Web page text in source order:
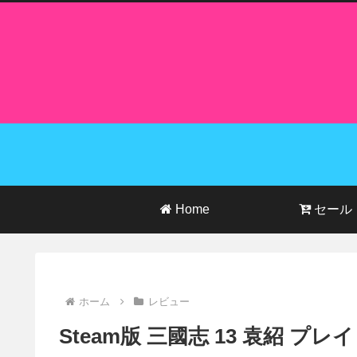
Home セール
ホーム レビュー
Steam版 三國志 13 袁紹 プレ